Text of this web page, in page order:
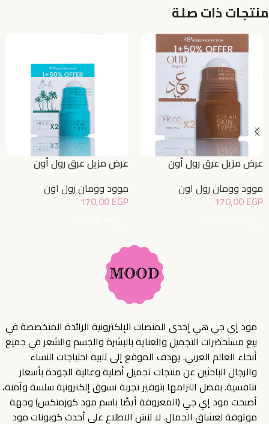
منتجات ذات صلة
عرض مزيل عرق رول أون
موود وومان رول اون
170,00EGP
عرض مزيل عرق رول أون
مجاناً
موود وومان رول اون
170,00EGP
مود إي جي هي إحدى المنصات الإلكترونية الرائدة المتخصصة في
بيع مستحضرات التجميل والعناية بالبشرة والجسم والشعر في جميع
أنحاء العالم العربي. يهدف الموقع إلى تلبية احتياجات النساء
والرجال الباحثين عن منتجات تجميل أصلية وعالية الجودة بأسعار
تنافسية. بفضل التزامها بتوفير تجربة تسوق إلكترونية سلسة وآمنة،
أصبحت مود إي جي (المعروفة أيضًا باسم مود كوزمتكس) وجهة
موثوقة لعشاق الجمال. لا تنسَ الاطلاع على أحدث كوبونات مود